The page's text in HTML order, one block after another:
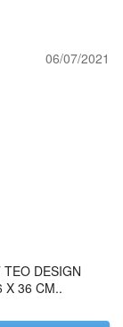
06/07/2021
DESIGN
X 36 CM..